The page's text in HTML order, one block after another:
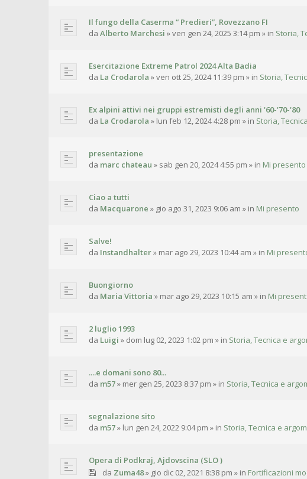
Il fungo della Caserma “ Predieri”, Rovezzano FI
da Alberto Marchesi »ven gen 24, 2025 3:14 pm » in Storia,
Esercitazione Extreme Patrol 2024 Alta Badia
da La Crodarola »ven ott 25, 2024 11:39 pm » in Storia,
Ex alpini attivi nei gruppi estremisti degli anni '60-'70-'80
da La Crodarola » lun feb 12, 2024 4:28 pm » in Storia,
presentazione
da marc chateau » sab gen 20, 2024 4:55 pm » in Mi presento
Ciao a tutti
da Macquarone » gio ago 31, 2023 9:06 am » in Mi presento
Salve!
da Instandhalter» mar ago 29, 2023 10:44 am » in Mi
Buongiorno
da Maria Vittoria » mar ago 29, 2023 10:15 am » in Mi
2 luglio 1993
da Luigi » dom lug 02, 2023 1:02 pm » in Storia, Tecnica e
....e domani sono 80...
da m57» mer gen 25, 2023 8:37 pm » in Storia, Tecnica e
segnalazione sito
da m57» lun gen 24, 2022 9:04 pm » in Storia, Tecnica e
Opera di Podkraj, Ajdovscina (SLO )
da Zuma48» gio dic 02, 2021 8:38 pm » in Fortificazioni